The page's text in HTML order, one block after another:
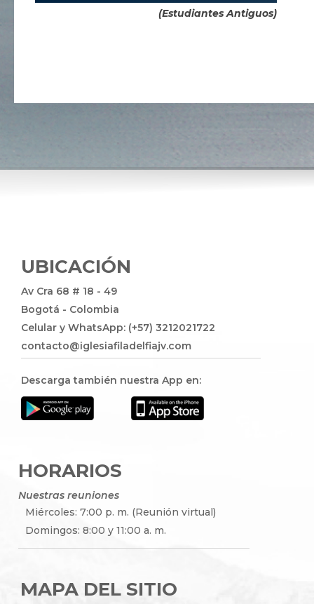
(Estudiantes Antiguos)
UBICACIÓN
Av Cra 68 # 18 - 49
Bogotá - Colombia
Celular y WhatsApp: (+57) 3212021722
contacto@iglesiafiladelfiajv.com
Descarga también nuestra App en:
HORARIOS
Nuestras reuniones
Miércoles: 7:00 p. m. (Reunión virtual)
Domingos: 8:00 y 11:00 a. m.
MAPA DEL SITIO